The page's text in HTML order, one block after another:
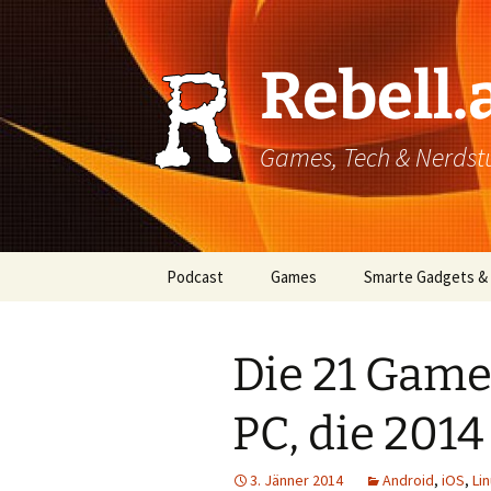
Games, Tech &
Podcast Games
Xbox
PlayStation
Mobile
Smarte Gadgets &
Die 21
PC, die
3. Jänner 2014 Android, iOS,